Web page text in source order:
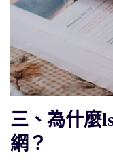
三、為什麼
網？